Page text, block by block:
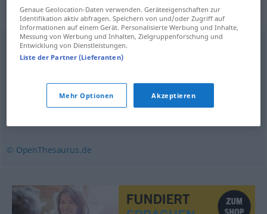
Synonyme für "ausrüsten"
aushändigen,zuteilen,liefern
versehen, wappnen bestücken ausstatten
© OpenThesaurus.de
Genaue Geolocation-Daten verwenden. Geräteeigenschaften zur
Identifikation aktiv abfragen. Speichern von und/oder Zugriff auf
Informationen auf einem Gerät. Personalisierte Werbung und Inhalte,
Messung von Werbung und Inhalten, Zielgruppenforschung und
Entwicklung von Dienstleistungen.
Liste der Partner (Lieferanten)
Mehr Optionen Akzeptieren